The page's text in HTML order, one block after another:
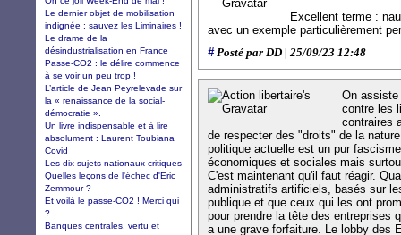
Excellent terme :
avec un exemple particulièrement
#Posté par DD | 25/09/23 12:48
On assiste
contre les
contraires
de respecter des "droits" de la
politique actuelle est un pur
économiques et sociales mais
C'est maintenant qu'il faut réagir.
administratifs artificiels, basés sur
publique et que ceux qui les ont
pour prendre la tête des entreprises
a une grave forfaiture. Le lobby des
Le dernier objet de mobilisation
indignée : sauvez les Liminaires !
Le drame de la
désindustrialisation en France
Passe-CO2 : le délire commence
à se voir un peu trop !
L’article de Jean Peyrelevade sur
la « renaissance de la social-
démocratie ».
Un livre indispensable et à lire
absolument : Laurent Toubiana
Covid
Les dix sujets nationaux critiques
Quelles leçons de l'échec d'Eric
Zemmour ?
Et voilà le passe-CO2 ! Merci qui
?
Banques centrales, vertu et